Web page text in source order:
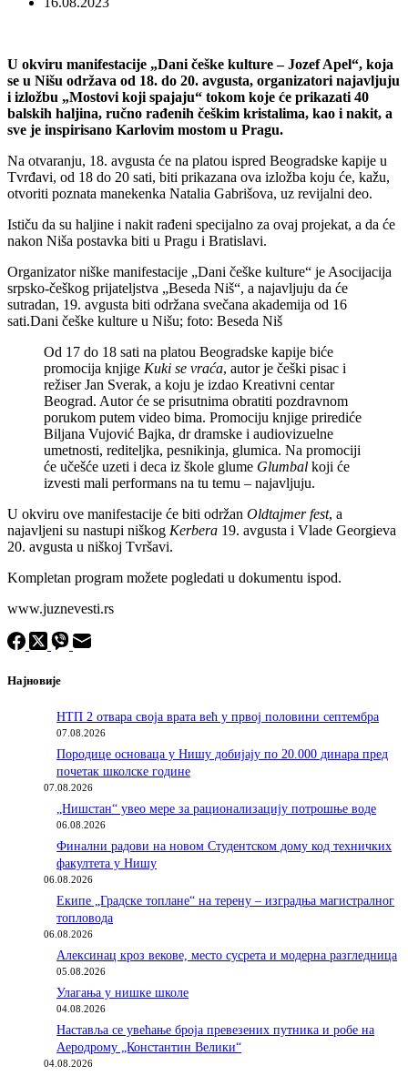
U okviru manifestacije „Dani češke kulture – Jozef Apel“, koja
se u Nišu održava od 18. do 20. avgusta, organizatori najavljuju
i izložbu „Mostovi koji spajaju“ tokom koje će prikazati 40
balskih haljina, ručno rađenih češkim kristalima, kao i nakit, a
sve je inspirisano Karlovim mostom u Pragu.
Na otvaranju, 18. avgusta će na platou ispred Beogradske kapije u
Tvrđavi, od 18 do 20 sati, biti prikazana ova izložba koju će, kažu,
otvoriti poznata manekenka Natalia Gabrišova, uz revijalni deo.
Ističu da su haljine i nakit rađeni specijalno za ovaj projekat, a da će
nakon Niša postavka biti u Pragu i Bratislavi.
Organizator niške manifestacije „Dani češke kulture“ je Asocijacija
srpsko-češkog prijateljstva „Beseda Niš“, a najavljuju da će
sutradan, 19. avgusta biti održana svečana akademija od 16
sati.Dani češke kulture u Nišu; foto: Beseda Niš
Od 17 do 18 sati na platou Beogradske kapije biće
promocija knjige Kuki se vraća, autor je češki pisac i
režiser Jan Sverak, a koju je izdao Kreativni centar
Beograd. Autor će se prisutnima obratiti pozdravnom
porukom putem video bima. Promociju knjige prirediće
Biljana Vujović Bajka, dr dramske i audiovizuelne
umetnosti, rediteljka, pesnikinja, glumica. Na promociji
će učešće uzeti i deca iz škole glume Glumbal koji će
izvesti mali performans na tu temu – najavljuju.
U okviru ove manifestacije će biti održan Oldtajmer fest, a
najavljeni su nastupi niškog Kerbera 19. avgusta i Vlade Georgieva
20. avgusta u niškoj Tvršavi.
Kompletan program možete pogledati u dokumentu ispod.
www.juznevesti.rs
Најновије
НТП 2 отвара своја врата већ у првој половини септембра
07.08.2026
Породицe основаца у Нишу добијају по 20.000 динара пред
почетак школске године
07.08.2026
„Нишстан“ увео мере за рационализацију потрошње воде
06.08.2026
Финални радови на новом Студентском дому код техничких
факултета у Нишу
06.08.2026
Екипе „Градске топлане“ на терену – изградња магистралног
топловода
06.08.2026
Алексинац кроз векове, место сусрета и модерна разгледница
05.08.2026
Улагања у нишке школе
04.08.2026
Наставља се увећање броја превезених путника и робе на
Аеродрому „Константин Велики“
04.08.2026